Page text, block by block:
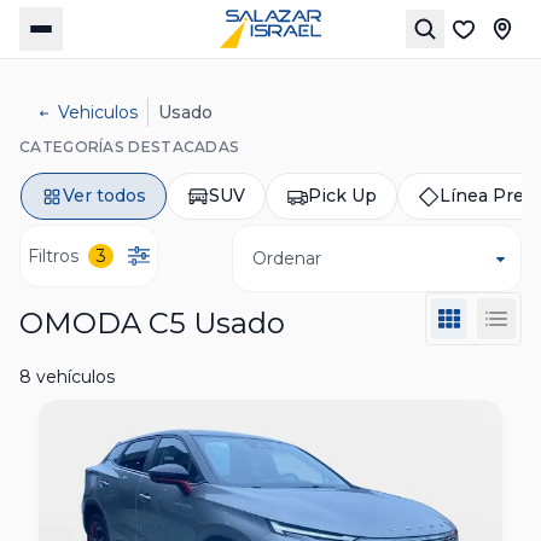
Vehiculos Usado
CATEGORÍAS DESTACADAS
Ver todos SUV Pick Up Línea
Filtros 3 Ordenar
OMODA C5 Usado
8 vehículos